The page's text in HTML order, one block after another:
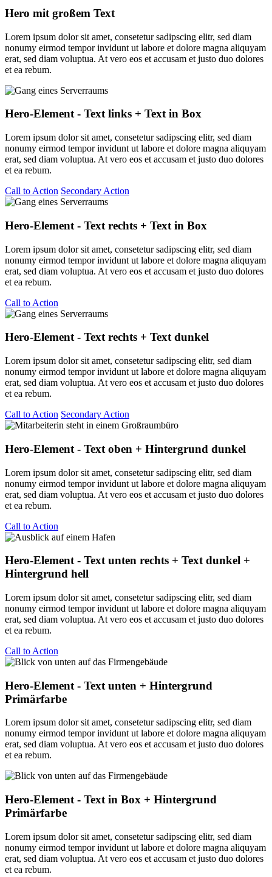
Hero mit großem Text
Lorem ipsum dolor sit amet, consetetur sadipscing elitr, sed diam
nonumy eirmod tempor invidunt ut labore et dolore magna aliquyam
erat, sed diam voluptua. At vero eos et accusam et justo duo dolores
et ea rebum.
Hero-Element - Text links + Text in Box
Lorem ipsum dolor sit amet, consetetur sadipscing elitr, sed diam
nonumy eirmod tempor invidunt ut labore et dolore magna aliquyam
erat, sed diam voluptua. At vero eos et accusam et justo duo dolores
et ea rebum.
Call to Action Secondary Action
Hero-Element - Text rechts + Text in Box
Lorem ipsum dolor sit amet, consetetur sadipscing elitr, sed diam
nonumy eirmod tempor invidunt ut labore et dolore magna aliquyam
erat, sed diam voluptua. At vero eos et accusam et justo duo dolores
et ea rebum.
Call to Action
Hero-Element - Text rechts + Text dunkel
Lorem ipsum dolor sit amet, consetetur sadipscing elitr, sed diam
nonumy eirmod tempor invidunt ut labore et dolore magna aliquyam
erat, sed diam voluptua. At vero eos et accusam et justo duo dolores
et ea rebum.
Call to Action Secondary Action
Hero-Element - Text oben + Hintergrund dunkel
Lorem ipsum dolor sit amet, consetetur sadipscing elitr, sed diam
nonumy eirmod tempor invidunt ut labore et dolore magna aliquyam
erat, sed diam voluptua. At vero eos et accusam et justo duo dolores
et ea rebum.
Call to Action
Hero-Element - Text unten rechts + Text dunkel +
Hintergrund hell
Lorem ipsum dolor sit amet, consetetur sadipscing elitr, sed diam
nonumy eirmod tempor invidunt ut labore et dolore magna aliquyam
erat, sed diam voluptua. At vero eos et accusam et justo duo dolores
et ea rebum.
Call to Action
Hero-Element - Text unten + Hintergrund
Primärfarbe
Lorem ipsum dolor sit amet, consetetur sadipscing elitr, sed diam
nonumy eirmod tempor invidunt ut labore et dolore magna aliquyam
erat, sed diam voluptua. At vero eos et accusam et justo duo dolores
et ea rebum.
Hero-Element - Text in Box + Hintergrund
Primärfarbe
Lorem ipsum dolor sit amet, consetetur sadipscing elitr, sed diam
nonumy eirmod tempor invidunt ut labore et dolore magna aliquyam
erat, sed diam voluptua. At vero eos et accusam et justo duo dolores
et ea rebum.